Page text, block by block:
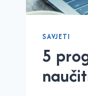
SAVJETI
5